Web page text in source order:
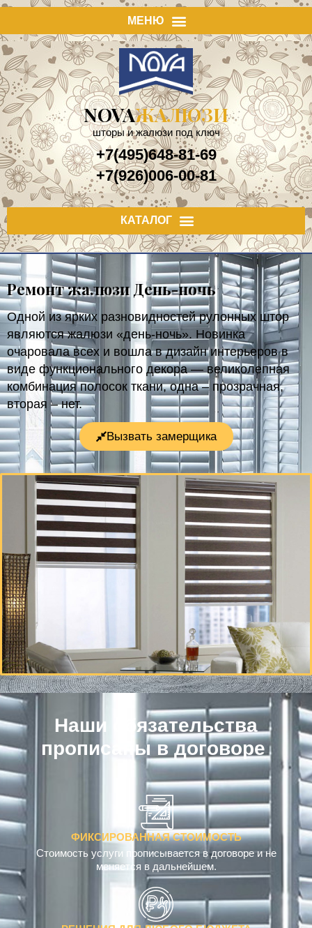
NOVAЖАЛЮЗИ
шторы и жалюзи под ключ
+7(495)648-81-69
+7(926)006-00-81
Ремонт жалюзи День-ночь
Одной из ярких разновидностей рулонных штор
являются жалюзи «день-ночь». Новинка
очаровала всех и вошла в дизайн интерьеров в
виде функционального декора — великолепная
комбинация полосок ткани, одна – прозрачная,
вторая – нет.
Вызвать замерщика
Наши обязательства
прописаны в договоре
имость
ФИКСИРОВАННАЯ СТОИМОСТЬ
Стоимость услуги прописывается в договоре и не
меняется в дальнейшем.